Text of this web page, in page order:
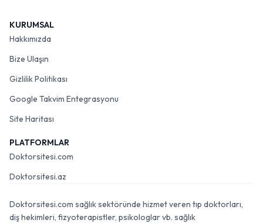
KURUMSAL
Hakkımızda
Bize Ulaşın
Gizlilik Politikası
Google Takvim Entegrasyonu
Site Haritası
PLATFORMLAR
Doktorsitesi.com
Doktorsitesi.az
Doktorsitesi.com sağlık sektöründe hizmet veren tıp doktorları,
diş hekimleri, fizyoterapistler, psikologlar vb. sağlık